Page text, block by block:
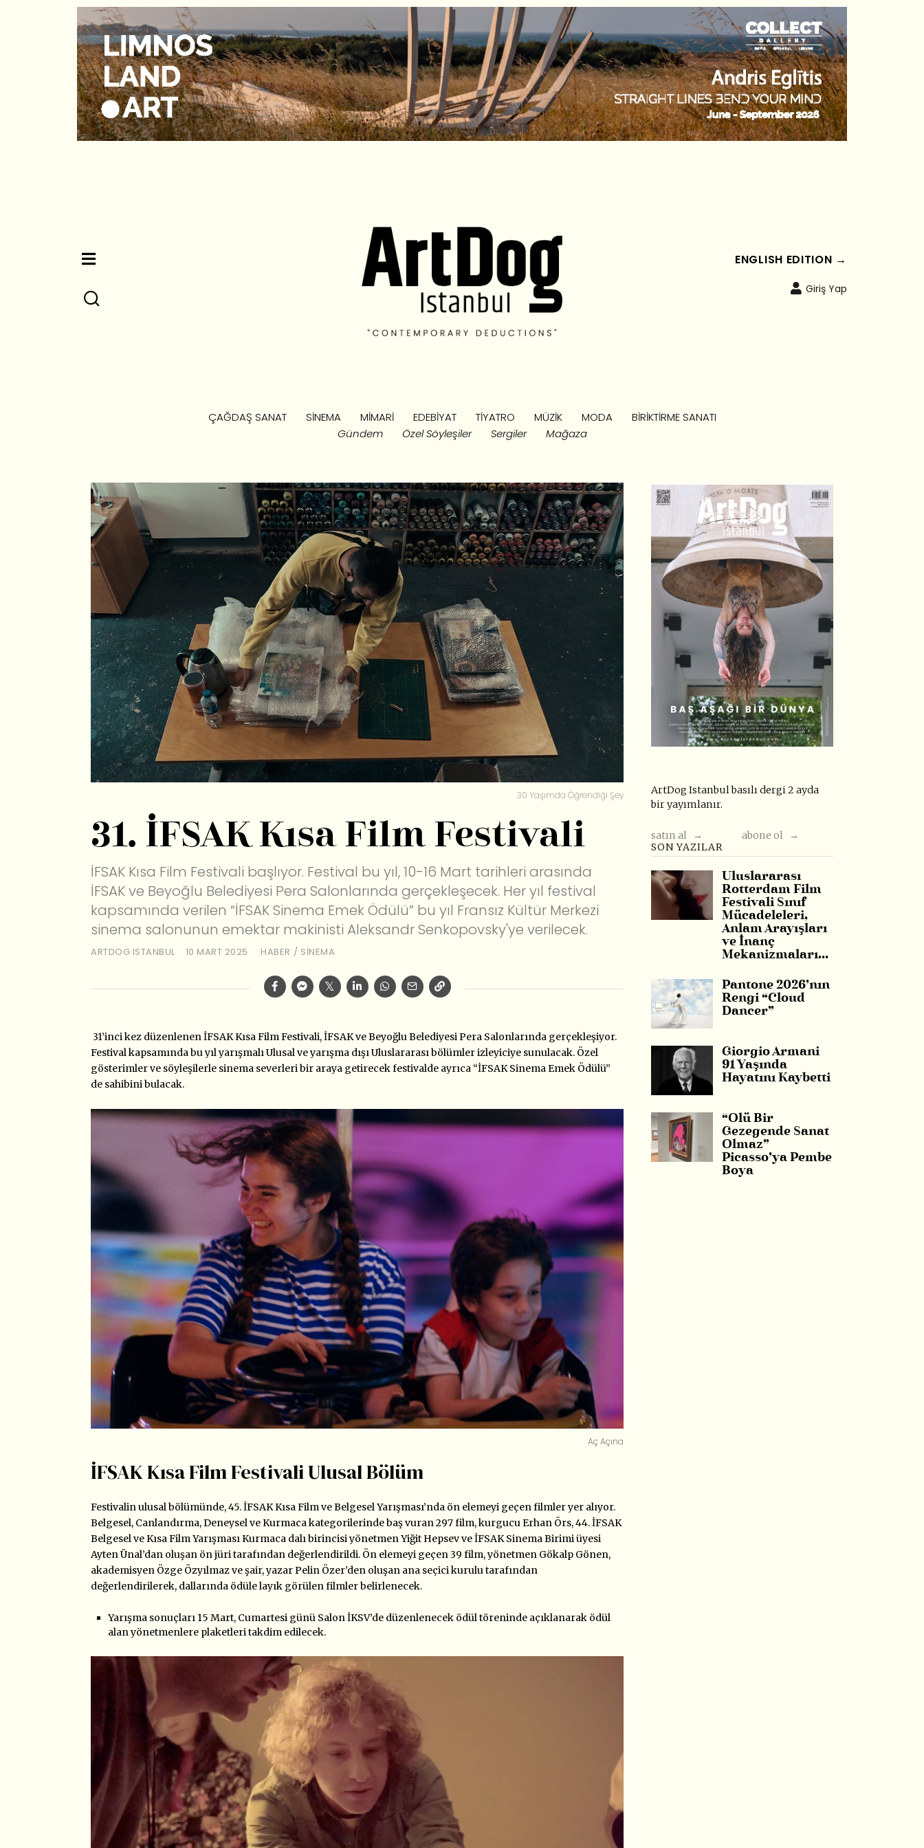
ENGLISH EDITION →
Giriş Yap
ÇAĞDAŞ SANAT SINEMA MIMARI EDEBIYAT TIYATRO MÜZIK MODA
BIRIKTIRME SANATI
Gündem
Özel Söyleşiler Sergiler Mağaza
30 Yaşımda Öğrendiği Şey
31. İFSAK Kısa Film Festivali
İFSAK Kısa Film Festivali başlıyor. Festival bu yıl, 10-16 Mart tarihleri arasında
İFSAK ve Beyoğlu Belediyesi Pera Salonlarında gerçekleşecek. Her yıl festival
kapsamında verilen “İFSAK Sinema Emek Ödülü” bu yıl Fransız Kültür Merkezi
sinema salonunun emektar makinisti Aleksandr Senkopovsky'ye verilecek.
ARTDOG ISTANBUL 10 MART 2025 HABER / SINEMA
31’inci kez düzenlenen İFSAK Kısa Film Festivali, İFSAK ve Beyoğlu Belediyesi Pera Salonlarında gerçekleşiyor.
Festival kapsamında bu yıl yarışmalı Ulusal ve yarışma dışı Uluslararası bölümler izleyiciye sunulacak. Özel
gösterimler ve söyleşilerle sinema severleri bir araya getirecek festivalde ayrıca “İFSAK Sinema Emek Ödülü”
de sahibini bulacak.
Aç Açına
İFSAK Kısa Film Festivali Ulusal Bölüm
Festivalin ulusal bölümünde, 45. İFSAK Kısa Film ve Belgesel Yarışması’nda ön elemeyi geçen filmler yer alıyor.
Belgesel, Canlandırma, Deneysel ve Kurmaca kategorilerinde baş vuran 297 film, kurgucu Erhan Örs, 44. İFSAK
Belgesel ve Kısa Film Yarışması Kurmaca dalı birincisi yönetmen Yiğit Hepsev ve İFSAK Sinema Birimi üyesi
Ayten Ünal’dan oluşan ön jüri tarafından değerlendirildi. Ön elemeyi geçen 39 film, yönetmen Gökalp Gönen,
akademisyen Özge Özyılmaz ve şair, yazar Pelin Özer’den oluşan ana seçici kurulu tarafından
değerlendirilerek, dallarında ödüle layık görülen filmler belirlenecek.
Yarışma sonuçları 15 Mart, Cumartesi günü Salon İKSV’de düzenlenecek ödül töreninde açıklanarak ödül
alan yönetmenlere plaketleri takdim edilecek.
ArtDog Istanbul basılı dergi 2 ayda
bir yayımlanır.
satın al →
abone ol →
SON YAZILAR
Uluslararası
Rotterdam Film
Festivali Sınıf
Mücadeleleri,
Anlam Arayışları
ve İnanç
Mekanizmaları…
Pantone 2026’nın
Rengi “Cloud
Dancer”
Giorgio Armani
91 Yaşında
Hayatını Kaybetti
“Ölü Bir
Gezegende Sanat
Olmaz”
Picasso’ya Pembe
Boya